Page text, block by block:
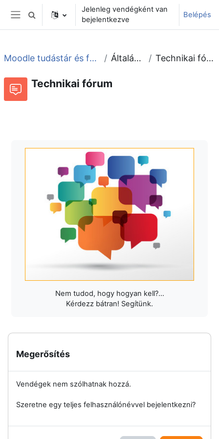
Tovább a fő tartalomhoz
Oldalpanel
Keresési bemeneti adatok váltása
Jelenleg vendégként van
bejelentkezve
Belépés
Moodle tudástár és fórum Általános Technikai fórum
Technikai fórum
Nem tudod, hogy hogyan kell?...
Kérdezz bátran! Segítünk.
Megerősítés
Vendégek nem szólhatnak hozzá.
Szeretne egy teljes felhasználónévvel bejelentkezni?